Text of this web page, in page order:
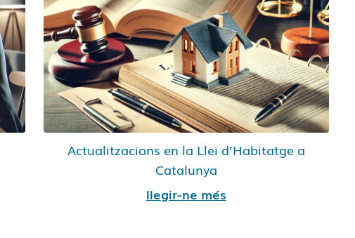
Actualitzacions en la Llei d’Habitatge a
Catalunya
llegir-ne més